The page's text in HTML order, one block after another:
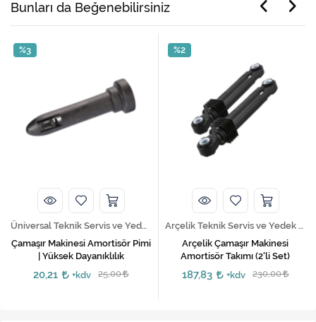
Bunları da Beğenebilirsiniz
%3
Üniversal Teknik Servis ve Yedek Parça Hizmetleri
Çamaşır Makinesi Amortisör Pimi
| Yüksek Dayanıklılık
20,21 +kdv 25,00
%2
Arçelik Teknik Servis ve Yedek Parça Hizmetleri
​Arçelik Çamaşır Makinesi
Amortisör Takımı (2'li Set)
187,83 +kdv 230,00